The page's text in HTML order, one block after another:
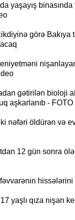
yaşayış
görə Bakıya
gətirilən bioloji
aşkarlanıb - FOTO
nəfəri öldürən və
12 gün sonra
hissələrini
yaşlı qıza nişan